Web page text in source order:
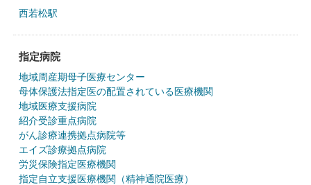
西若松駅
指定病院
地域周産期母子医療センター
母体保護法指定医の配置されている医療機関
地域医療支援病院
紹介受診重点病院
がん診療連携拠点病院等
エイズ診療拠点病院
労災保険指定医療機関
指定自立支援医療機関（精神通院医療）